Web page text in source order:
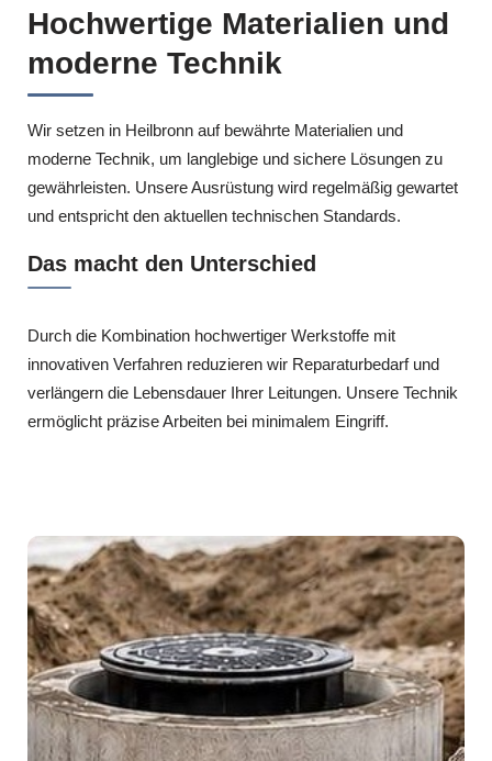
Hochwertige Materialien und
moderne Technik
Wir setzen in Heilbronn auf bewährte Materialien und
moderne Technik, um langlebige und sichere Lösungen zu
gewährleisten. Unsere Ausrüstung wird regelmäßig gewartet
und entspricht den aktuellen technischen Standards.
Das macht den Unterschied
Durch die Kombination hochwertiger Werkstoffe mit
innovativen Verfahren reduzieren wir Reparaturbedarf und
verlängern die Lebensdauer Ihrer Leitungen. Unsere Technik
ermöglicht präzise Arbeiten bei minimalem Eingriff.